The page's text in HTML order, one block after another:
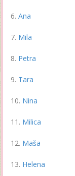
Ana
Mila
Petra
Tara
Nina
Milica
Maša
Helena